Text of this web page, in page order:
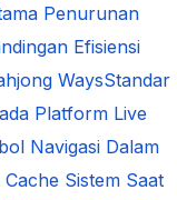
Penurunan
Efisiensi
WaysStandar
Platform Live
Navigasi Dalam
Sistem Saat